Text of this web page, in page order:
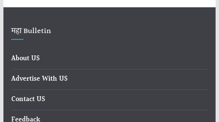
महा Bulletin
About US
Advertise With US
Contact US